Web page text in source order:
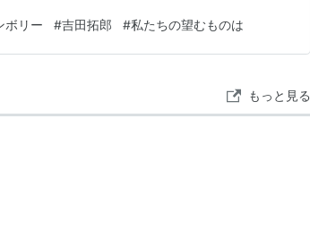
度逆転する点が、聴き手に強い印象を残します。
ボリー #吉田拓郎 #私たちの望むものは
もっと見る